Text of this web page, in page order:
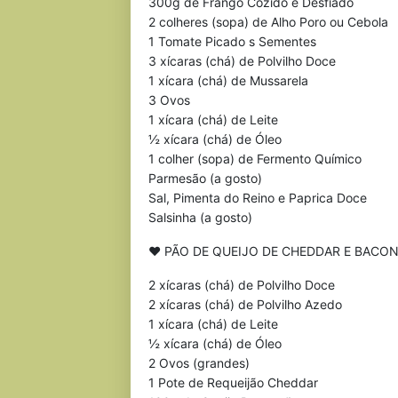
2 colheres (sopa) de Alho Poro ou Cebola
1 Tomate Picado s Sementes
3 xícaras (chá) de Polvilho Doce
1 xícara (chá) de Mussarela
3 Ovos
1 xícara (chá) de Leite
½ xícara (chá) de Óleo
1 colher (sopa) de Fermento Químico
Parmesão (a gosto)
Sal, Pimenta do Reino e Paprica Doce
Salsinha (a gosto)
♥ PÃO DE QUEIJO DE CHEDDAR E
2 xícaras (chá) de Polvilho Doce
2 xícaras (chá) de Polvilho Azedo
1 xícara (chá) de Leite
½ xícara (chá) de Óleo
2 Ovos (grandes)
1 Pote de Requeijão Cheddar